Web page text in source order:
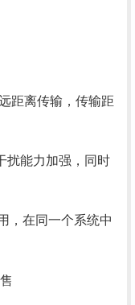
距离传输，传输距
扰能力加强，同时
，在同一个系统中